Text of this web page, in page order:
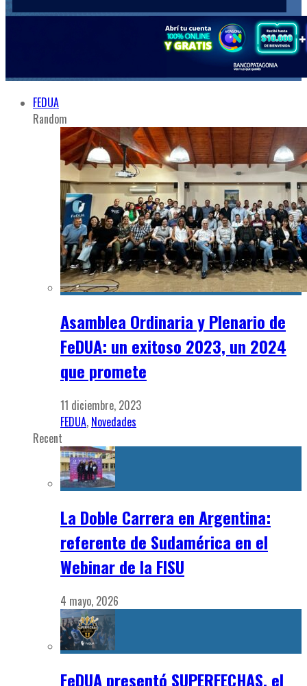
FEDUA
Random
Asamblea Ordinaria y Plenario de
FeDUA: un exitoso 2023, un 2024
que promete
11 diciembre, 2023
FEDUA, Novedades
Recent
La Doble Carrera en Argentina:
referente de Sudamérica en el
Webinar de la FISU
4 mayo, 2026
FeDUA presentó SUPERFECHAS, el